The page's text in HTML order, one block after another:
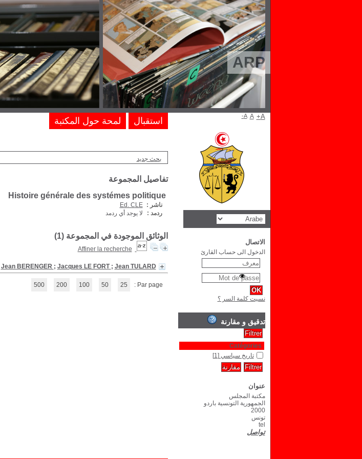
ARP
بحث جديد
تفاصيل المجموعة
Histoire générale des systémes politique
ناشر :
Ed. CLE
ردمد :
لا يوجد أي ردمد
الوثائق الموجودة في المجموعة (1
)
Affiner la recherche
Jean BERENGER ; Jacques LE FORT ; Jean TULARD
Par page :
25
50
100
200
500
استقبال لمحة حول المكتبة A- A A+
الاتصال
الدخول الى حساب القارئ
نسيت كلمة السر ؟
تدقيق و مقارنة
Catégories
تاريخ سياسي [1]
عنوان
مكتبة المجلس
الجمهورية التونسية باردو
2000
تونس
tel
تواصل